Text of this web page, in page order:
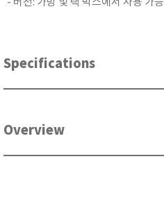
SENSECA
SENTRY
SHINAGAWA
Showa sokki
- 버전: 가방 및 랙 박스에서 사용 가능
Specifications
Overview